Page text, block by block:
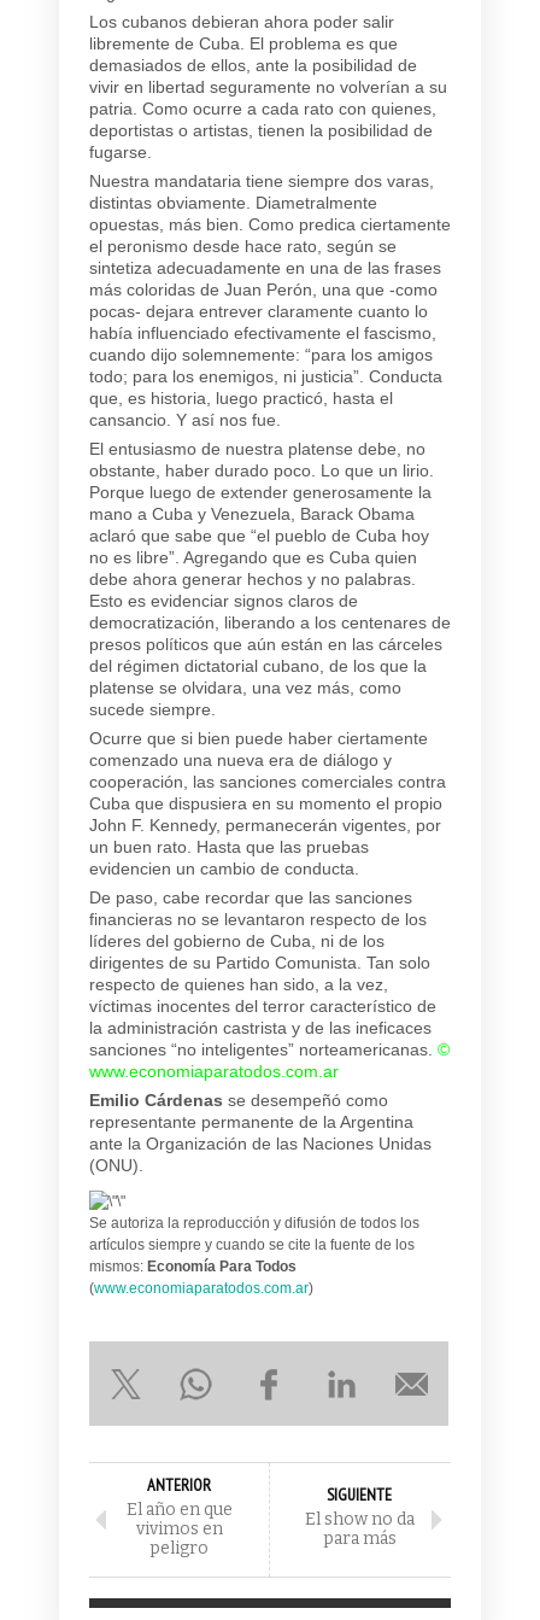
Los cubanos debieran ahora poder salir
libremente de Cuba. El problema es que
demasiados de ellos, ante la posibilidad de
vivir en libertad seguramente no volverían a su
patria. Como ocurre a cada rato con quienes,
deportistas o artistas, tienen la posibilidad de
fugarse.
Nuestra mandataria tiene siempre dos varas,
distintas obviamente. Diametralmente
opuestas, más bien. Como predica ciertamente
el peronismo desde hace rato, según se
sintetiza adecuadamente en una de las frases
más coloridas de Juan Perón, una que -como
pocas- dejara entrever claramente cuanto lo
había influenciado efectivamente el fascismo,
cuando dijo solemnemente: “para los amigos
todo; para los enemigos, ni justicia”. Conducta
que, es historia, luego practicó, hasta el
cansancio. Y así nos fue.
El entusiasmo de nuestra platense debe, no
obstante, haber durado poco. Lo que un lirio.
Porque luego de extender generosamente la
mano a Cuba y Venezuela, Barack Obama
aclaró que sabe que “el pueblo de Cuba hoy
no es libre”. Agregando que es Cuba quien
debe ahora generar hechos y no palabras.
Esto es evidenciar signos claros de
democratización, liberando a los centenares de
presos políticos que aún están en las cárceles
del régimen dictatorial cubano, de los que la
platense se olvidara, una vez más, como
sucede siempre.
Ocurre que si bien puede haber ciertamente
comenzado una nueva era de diálogo y
cooperación, las sanciones comerciales contra
Cuba que dispusiera en su momento el propio
John F. Kennedy, permanecerán vigentes, por
un buen rato. Hasta que las pruebas
evidencien un cambio de conducta.
De paso, cabe recordar que las sanciones
financieras no se levantaron respecto de los
líderes del gobierno de Cuba, ni de los
dirigentes de su Partido Comunista. Tan solo
respecto de quienes han sido, a la vez,
víctimas inocentes del terror característico de
la administración castrista y de las ineficaces
sanciones “no inteligentes” norteamericanas. ©
www.economiaparatodos.com.ar
Emilio Cárdenas se desempeñó como
representante permanente de la Argentina
ante la Organización de las Naciones Unidas
(ONU).
Se autoriza la reproducción y difusión de todos los
artículos siempre y cuando se cite la fuente de los
mismos: Economía Para Todos
(www.economiaparatodos.com.ar)
ANTERIOR
El año en que
vivimos en
peligro
SIGUIENTE
El show no da
para más